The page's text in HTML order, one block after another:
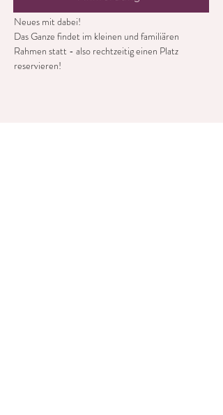
Neues mit dabei!
Das Ganze findet im kleinen und familiären
Rahmen statt - also rechtzeitig einen Platz
reservieren!